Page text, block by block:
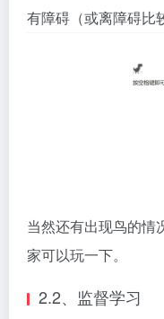
有障碍（或离障碍比
当然还有出现鸟的情
家可以玩一下。
2.2、监督学习